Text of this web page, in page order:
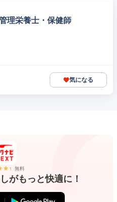
理栄養士・保健師
気になる
無料
がもっと快適に！